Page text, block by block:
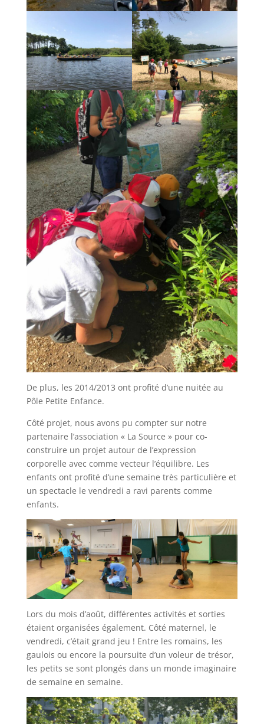
De plus, les 2014/2013 ont profité d’une nuitée au
Pôle Petite Enfance.
Côté projet, nous avons pu compter sur notre
partenaire l’association « La Source » pour co-
construire un projet autour de l’expression
corporelle avec comme vecteur l’équilibre. Les
enfants ont profité d’une semaine très particulière et
un spectacle le vendredi a ravi parents comme
enfants.
Lors du mois d’août, différentes activités et sorties
étaient organisées également. Côté maternel, le
vendredi, c’était grand jeu ! Entre les romains, les
gaulois ou encore la poursuite d’un voleur de trésor,
les petits se sont plongés dans un monde imaginaire
de semaine en semaine.